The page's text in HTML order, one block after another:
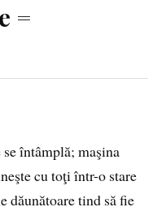
=
întâmplă; maşina
cu toţi într-o stare
dăunătoare tind să fie